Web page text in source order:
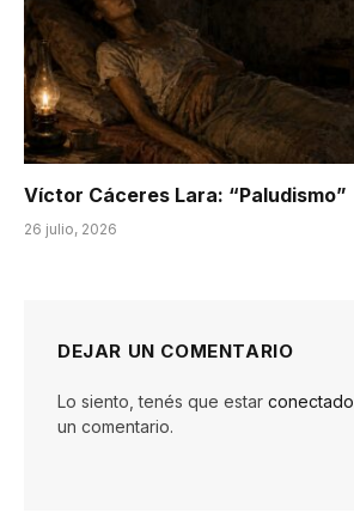
Víctor Cáceres Lara: “Paludismo”
26 julio, 2026
DEJAR UN COMENTARIO
Lo siento, tenés que estar conectado
un comentario.